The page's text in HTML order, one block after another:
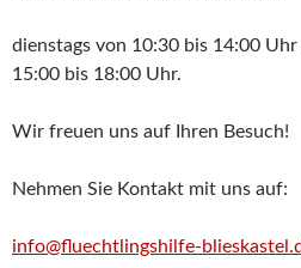
dienstags von 10:30 bis 14:00
15:00 bis 18:00 Uhr.
Wir freuen uns auf Ihren Besuch!
Nehmen Sie Kontakt mit uns auf:
info@fluechtlingshilfe-